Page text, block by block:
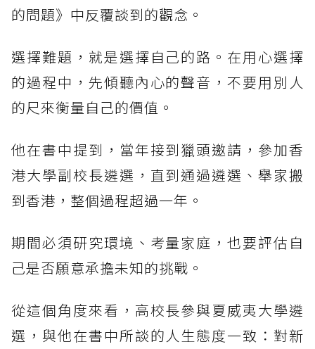
的問題》中反覆談到的觀念。
選擇難題，就是選擇自己的路。在用心選擇
的過程中，先傾聽內心的聲音，不要用別人
的尺來衡量自己的價值。
他在書中提到，當年接到獵頭邀請，參加香
港大學副校長遴選，直到通過遴選、舉家搬
到香港，整個過程超過一年。
期間必須研究環境、考量家庭，也要評估自
己是否願意承擔未知的挑戰。
從這個角度來看，高校長參與夏威夷大學遴
選，與他在書中所談的人生態度一致：對新